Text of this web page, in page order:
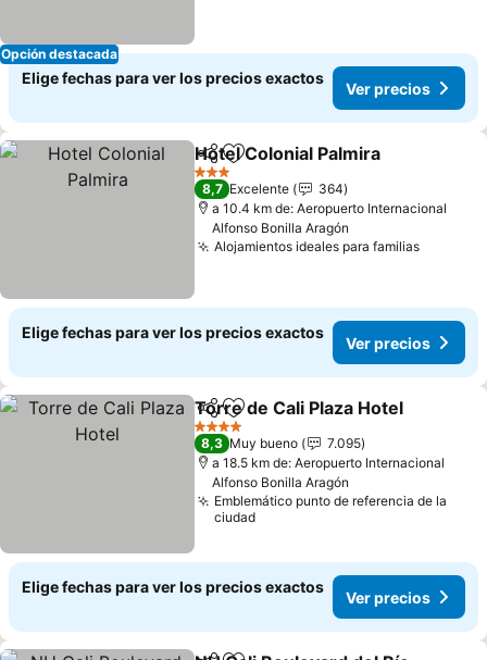
Opción destacada
Elige fechas para ver los precios exactos
Ver precios
CompartirAgregar a favoritos
Hotel Colonial Palmira
3 Estrellas
8,7 Excelente
364
a 10.4 km de: Aeropuerto Internacional
Alfonso Bonilla Aragón
Alojamientos ideales para familias
Elige fechas para ver los precios exactos
Ver precios
CompartirAgregar a favoritos
Torre de Cali Plaza Hotel
4 Estrellas
8,3 Muy bueno
7.095
a 18.5 km de: Aeropuerto Internacional
Alfonso Bonilla Aragón
Emblemático punto de referencia de la
ciudad
Elige fechas para ver los precios exactos
Ver precios